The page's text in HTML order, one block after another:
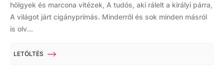
hölgyek és marcona vitézek, A tudós, aki rálelt a királyi párra,
A világot járt cigányprímás. Minderről és sok minden másról
is olv...
LETÖLTÉS